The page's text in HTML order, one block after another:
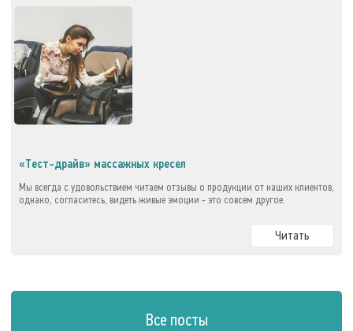
«Тест-драйв» массажных кресел
Мы всегда с удовольствием читаем отзывы о продукции от наших клиентов,
однако, согласитесь, видеть живые эмоции - это совсем другое.
Читать
Все посты